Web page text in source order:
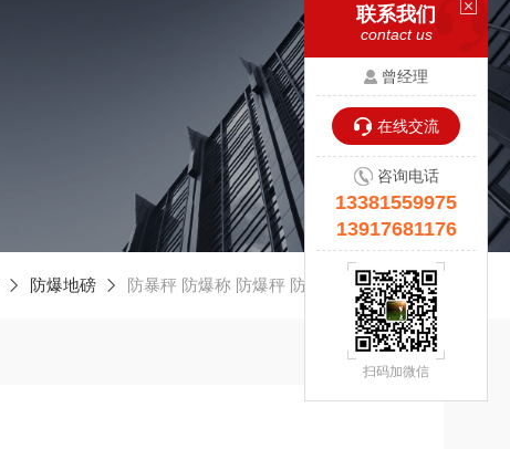
防爆地磅 防暴秤 防爆称 防爆秤 防爆电子称 防爆天平
联系我们
contact us
曾经理
在线交流
咨询电话
13381559975
13917681176
扫码加微信